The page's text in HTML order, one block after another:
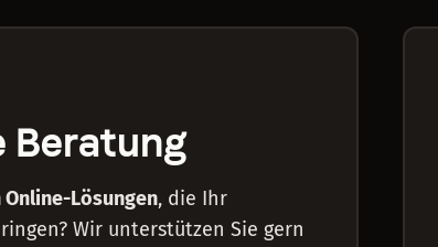
Beratung
Lösungen, die Ihr
Wir unterstützen Sie gern